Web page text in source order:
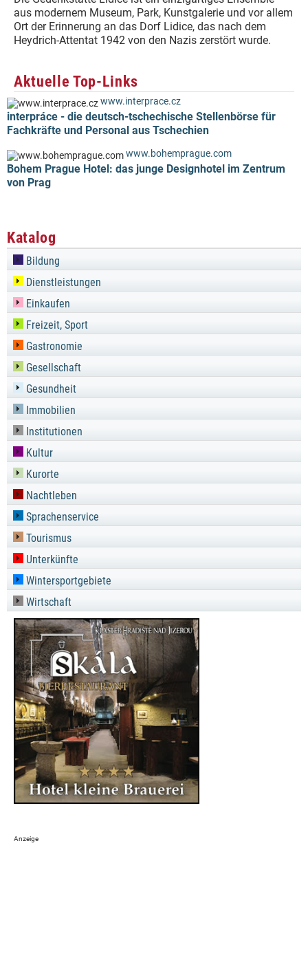
aus modernem Museum, Park, Kunstgalerie und vor allem
Ort der Erinnerung an das Dorf Lidice, das nach dem
Heydrich-Attentat 1942 von den Nazis zerstört wurde.
Aktuelle Top-Links
www.interprace.cz
interpráce - die deutsch-tschechische Stellenbörse für
Fachkräfte und Personal aus Tschechien
www.bohemprague.com
Bohem Prague Hotel: das junge Designhotel im Zentrum
von Prag
Katalog
Bildung
Dienstleistungen
Einkaufen
Freizeit, Sport
Gastronomie
Gesellschaft
Gesundheit
Immobilien
Institutionen
Kultur
Kurorte
Nachtleben
Sprachenservice
Tourismus
Unterkünfte
Wintersportgebiete
Wirtschaft